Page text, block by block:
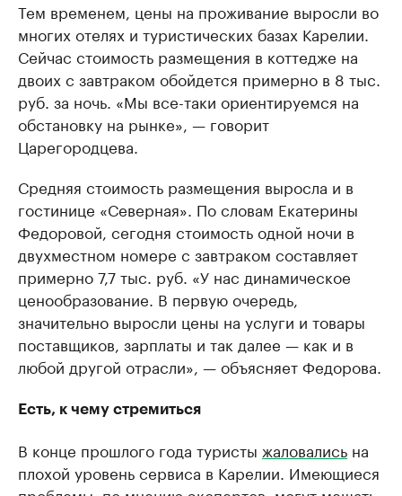
Тем временем, цены на проживание выросли во
многих отелях и туристических базах Карелии.
Сейчас стоимость размещения в коттедже на
двоих с завтраком обойдется примерно в 8 тыс.
руб. за ночь. «Мы все-таки ориентируемся на
обстановку на рынке», — говорит
Царегородцева.
Средняя стоимость размещения выросла и в
гостинице «Северная». По словам Екатерины
Федоровой, сегодня стоимость одной ночи в
двухместном номере с завтраком составляет
примерно 7,7 тыс. руб. «У нас динамическое
ценообразование. В первую очередь,
значительно выросли цены на услуги и товары
поставщиков, зарплаты и так далее — как и в
любой другой отрасли», — объясняет Федорова.
Есть, к чему стремиться
В конце прошлого года туристы жаловались на
плохой уровень сервиса в Карелии. Имеющиеся